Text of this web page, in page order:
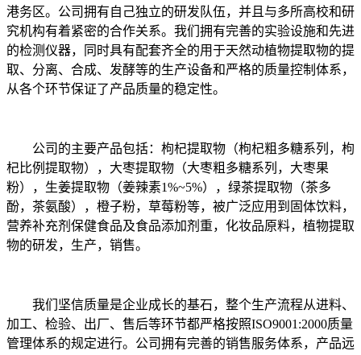
港务区。公司拥有自己独立的研发队伍，并且与多所高校和研
究机构有着紧密的合作关系。我们拥有完善的实验设施和先进
的检测仪器，同时具有配套齐全的用于天然动植物提取物的提
取、分离、合成、发酵等的生产设备和严格的质量控制体系，
从各个环节保证了产品质量的稳定性。
公司的主要产品包括：枸杞提取物（枸杞粗多糖系列，枸
杞比例提取物），大枣提取物（大枣粗多糖系列，大枣果
粉），生姜提取物（姜辣素1%~5%），绿茶提取物（茶多
酚，茶氨酸），橙子粉，草莓粉等，被广泛应用到固体饮料，
营养补充剂保健食品及食品添加剂重，化妆品原料，植物提取
物的研发，生产，销售。
我们坚信质量是企业成长的基石，整个生产流程从进料、
加工、检验、出厂、售后等环节都严格按照ISO9001:2000质量
管理体系的规定进行。公司拥有完善的销售服务体系，产品远